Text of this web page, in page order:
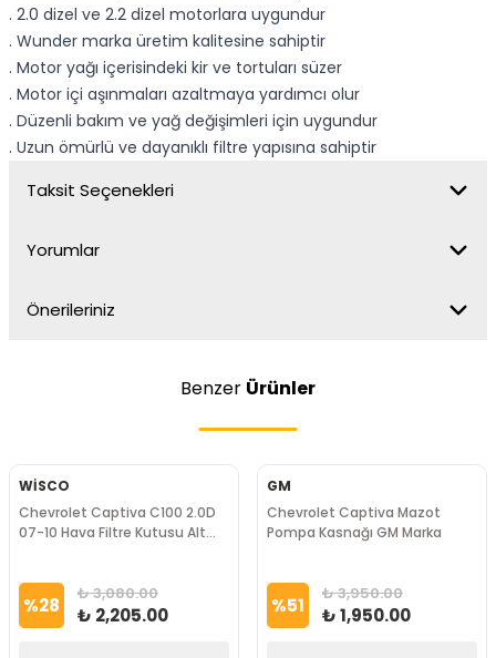
. 2.0 dizel ve 2.2 dizel motorlara uygundur
. Wunder marka üretim kalitesine sahiptir
. Motor yağı içerisindeki kir ve tortuları süzer
. Motor içi aşınmaları azaltmaya yardımcı olur
. Düzenli bakım ve yağ değişimleri için uygundur
. Uzun ömürlü ve dayanıklı filtre yapısına sahiptir
Taksit Seçenekleri
Yorumlar
Önerileriniz
Benzer Ürünler
WİSCO
Chevrolet Captiva C100 2.0D
07-10 Hava Filtre Kutusu Alt
%28 ₺ 3,080.00
₺ 2,205.00
GM
Chevrolet Captiva Mazot
Pompa Kasnağı GM Marka
%51 ₺ 3,950.00
₺ 1,950.00